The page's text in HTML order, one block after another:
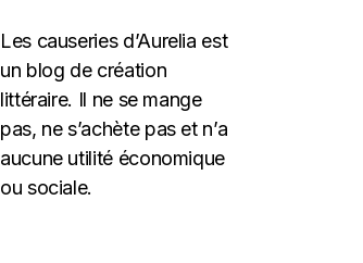
Les causeries d’Aurelia est
un blog de création
littéraire. Il ne se mange
pas, ne s’achète pas et n’a
aucune utilité économique
ou sociale.